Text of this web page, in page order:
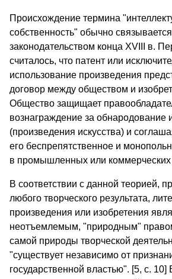
Происхождение термина
собственность" обычно
законодательством конца XVIII в.
считалось, что патент или
использование произведения
договор между обществом и
Общество защищает
вознаграждение за обнародование
(произведения искусства) и
его беспрепятственное и
в промышленных или коммерческих
В соответствии с данной теорией,
любого творческого результата,
произведения или изобретения
неотъемлемым, "природным"
самой природы творческой
"существует независимо от
государственной властью". [5, с.